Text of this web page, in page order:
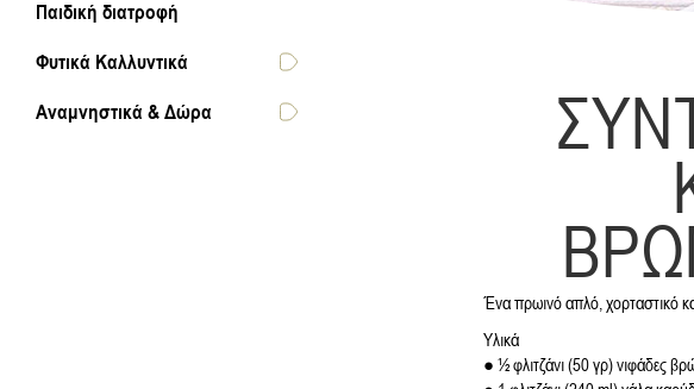
Παιδική διατροφή
Φυτικά Καλλυντικά
Αναμνηστικά & Δώρα
Ένα πρωινό απλό, χορταστικό
Υλικά
● ½ φλιτζάνι (50 γρ) νιφάδες